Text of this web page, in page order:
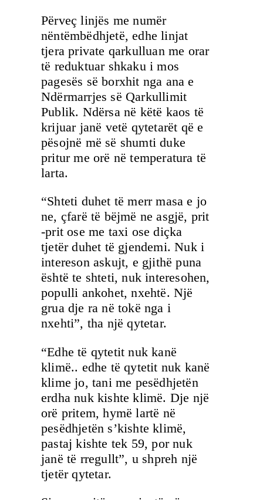
Përveç linjës me numër
nëntëmbëdhjetë, edhe linjat
tjera private qarkulluan me orar
të reduktuar shkaku i mos
pagesës së borxhit nga ana e
Ndërmarrjes së Qarkullimit
Publik. Ndërsa në këtë kaos të
krijuar janë vetë qytetarët që e
pësojnë më së shumti duke
pritur me orë në temperatura të
larta.
“Shteti duhet të merr masa e jo
ne, çfarë të bëjmë ne asgjë, prit
-prit ose me taxi ose diçka
tjetër duhet të gjendemi. Nuk i
intereson askujt, e gjithë puna
është te shteti, nuk interesohen,
populli ankohet, nxehtë. Një
grua dje ra në tokë nga i
nxehti”, tha një qytetar.
“Edhe të qytetit nuk kanë
klimë.. edhe të qytetit nuk kanë
klime jo, tani me pesëdhjetën
erdha nuk kishte klimë. Dje një
orë pritem, hymë lartë në
pesëdhjetën s’kishte klimë,
pastaj kishte tek 59, por nuk
janë të rregullt”, u shpreh një
tjetër qytetar.